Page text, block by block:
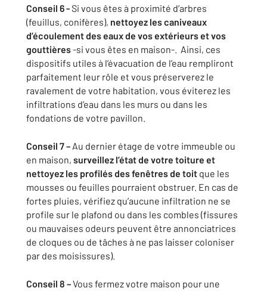
Conseil 6 -Si vous êtes à proximité d’arbres
(feuillus, conifères), nettoyez les caniveaux
d’écoulement des eaux de vos extérieurs et vos
gouttières-si vous êtes en maison-. Ainsi, ces
dispositifs utiles à l’évacuation de l’eau rempliront
parfaitement leur rôle et vous préserverez le
ravalement de votre habitation, vous éviterez les
infiltrations d’eau dans les murs ou dans les
fondations de votre pavillon.
Conseil 7 – Au dernier étage de votre immeuble ou
en maison, surveillez l’état de votre toiture et
nettoyez les profilés des fenêtres de toit que les
mousses ou feuilles pourraient obstruer. En cas de
fortes pluies, vérifiez qu’aucune infiltration ne se
profile sur le plafond ou dans les combles (fissures
ou mauvaises odeurs peuvent être annonciatrices
de cloques ou de tâches à ne pas laisser coloniser
par des moisissures).
Conseil 8 –Vous fermez votre maison pour une